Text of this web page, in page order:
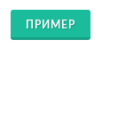
ПРИМЕР